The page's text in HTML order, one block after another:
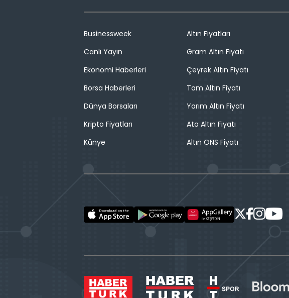
Businessweek
Canlı Yayın
Ekonomi Haberleri
Borsa Haberleri
Dünya Borsaları
Kripto Fiyatları
Künye
Altın Fiyatları
Gram Altın Fiyatı
Çeyrek Altın Fiyatı
Tam Altın Fiyatı
Yarım Altın Fiyatı
Ata Altın Fiyatı
Altın ONS Fiyatı